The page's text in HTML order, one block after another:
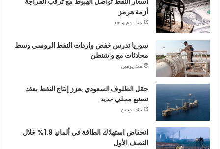
أزمة هرمز
منذ يوم واحد
سوريا تدرس خفض واردات النفط الروسي وسط
محادثات مع واشنطن
منذ يومين
حقل الظلوف السعودي يعزز إنتاج النفط بعقد
تصنيع محلي جديد
منذ يومين
انخفاض استهلاك الطاقة في ألمانيا 1.9% خلال
النصف الأول